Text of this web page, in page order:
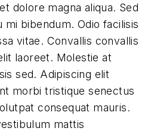
dolore magna aliqua. Sed
bibendum. Odio facilisis
vitae. Convallis convallis
laoreet. Molestie at
sed. Adipiscing elit
morbi tristique senectus
consequat mauris.
mattis